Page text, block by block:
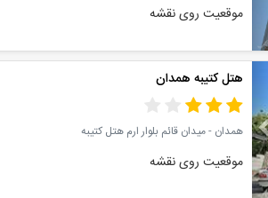
موقعیت روی نقشه
Previous
هتل کتیبه همدان
همدان - میدان قائم بلوار ارم هتل کتیبه
موقعیت روی نقشه